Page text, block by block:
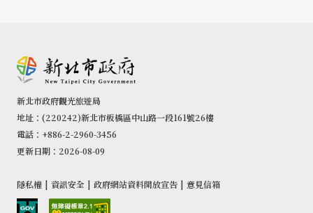
新北市政府觀光旅遊局
地址：(220242)新北市板橋區中山路一段161號26樓
電話：+886-2-2960-3456
更新日期：2026-08-09
隱私權 資訊安全 政府網站資料開放宣告 意見信箱